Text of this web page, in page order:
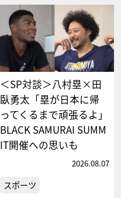
＜SP対談＞八村塁×田
臥勇太「塁が日本に帰
ってくるまで頑張るよ」
BLACK SAMURAI SUMM
IT開催への思いも
2026.08.07
スポーツ